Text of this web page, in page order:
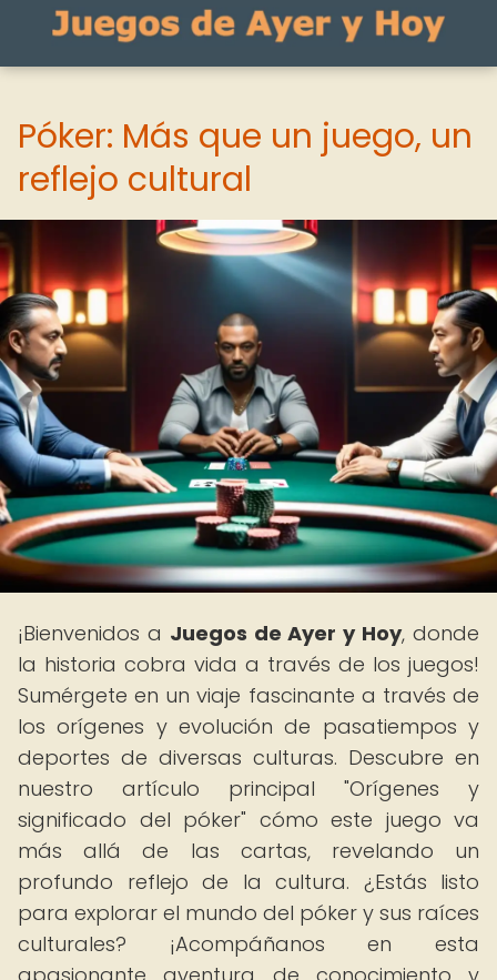
Póker: Más que un juego, un
reflejo cultural
¡Bienvenidos a Juegos de Ayer y Hoy, donde
la historia cobra vida a través de los juegos!
Sumérgete en un viaje fascinante a través de
los orígenes y evolución de pasatiempos y
deportes de diversas culturas. Descubre en
nuestro artículo principal "Orígenes y
significado del póker" cómo este juego va
más allá de las cartas, revelando un
profundo reflejo de la cultura. ¿Estás listo
para explorar el mundo del póker y sus raíces
culturales? ¡Acompáñanos en esta